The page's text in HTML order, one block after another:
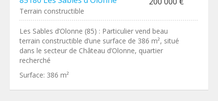
Terrain constructible
Les Sables d’Olonne (85) : Particulier vend beau
terrain constructible d’une surface de 386 m², situé
dans le secteur de Château d’Olonne, quartier
recherché
Surface: 386 m²